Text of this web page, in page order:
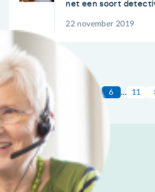
net een soort
22 november 2019
… 6 … 11